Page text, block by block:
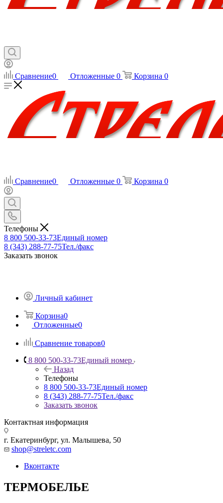
Сравнение0 Отложенные 0 Корзина 0
Сравнение0 Отложенные 0 Корзина 0
Телефоны
8 800 500-33-73Единый номер
8 (343) 288-77-75Тел./факс
Заказать звонок
Личный кабинет
Корзина0
Отложенные0
Сравнение товаров0
8 800 500-33-73Единый номер
Назад
Телефоны
8 800 500-33-73Единый номер
8 (343) 288-77-75Тел./факс
Заказать звонок
Контактная информация
г. Екатеринбург, ул. Малышева, 50
shop@streletc.com
Вконтакте
ТЕРМОБЕЛЬЕ